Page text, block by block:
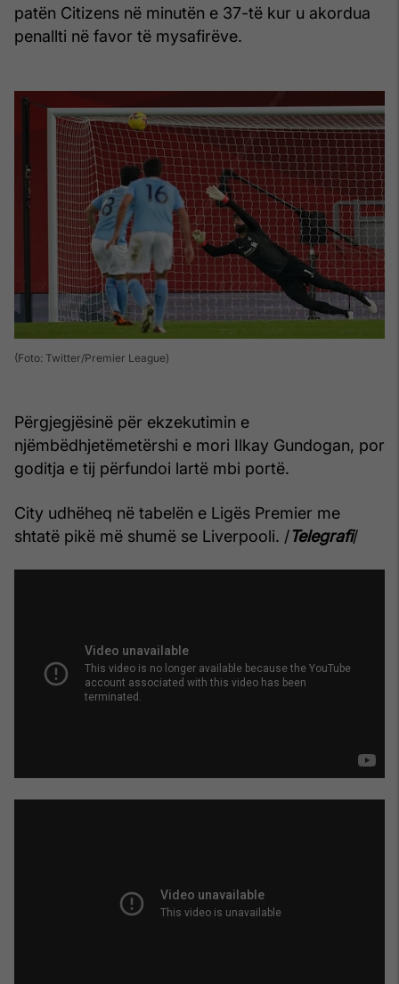
patën Citizens në minutën e 37-të kur u akordua
penallti në favor të mysafirëve.
(Foto: Twitter/Premier League)
Përgjegjësinë për ekzekutimin e
njëmbëdhjetëmetërshi e mori Ilkay Gundogan, por
goditja e tij përfundoi lartë mbi portë.
City udhëheq në tabelën e Ligës Premier me
shtatë pikë më shumë se Liverpooli. /Telegrafi/